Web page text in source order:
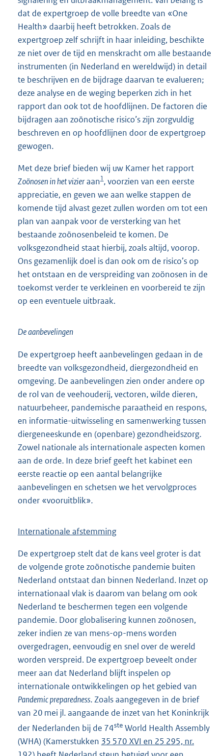
dat de expertgroep de volle breedte van «One
Health» daarbij heeft betrokken. Zoals de
expertgroep zelf schrijft in haar inleiding, beschikte
ze niet over de tijd en menskracht om alle bestaande
instrumenten (in Nederland en wereldwijd) in detail
te beschrijven en de bijdrage daarvan te evalueren;
deze analyse en de weging beperken zich in het
rapport dan ook tot de hoofdlijnen. De factoren die
bijdragen aan zoönotische risico’s zijn zorgvuldig
beschreven en op hoofdlijnen door de expertgroep
gewogen.
Met deze brief bieden wij uw Kamer het rapport
Zoönosen in het vizieraan1, voorzien van een eerste
appreciatie, en geven we aan welke stappen de
komende tijd alvast gezet zullen worden om tot een
plan van aanpak voor de versterking van het
bestaande zoönosenbeleid te komen. De
volksgezondheid staat hierbij, zoals altijd, voorop.
Ons gezamenlijk doel is dan ook om de risico’s op
het ontstaan en de verspreiding van zoönosen in de
toekomst verder te verkleinen en voorbereid te zijn
op een eventuele uitbraak.
De aanbevelingen
De expertgroep heeft aanbevelingen gedaan in de
breedte van volksgezondheid, diergezondheid en
omgeving. De aanbevelingen zien onder andere op
de rol van de veehouderij, vectoren, wilde dieren,
natuurbeheer, pandemische paraatheid en respons,
en informatie-uitwisseling en samenwerking tussen
diergeneeskunde en (openbare) gezondheidszorg.
Zowel nationale als internationale aspecten komen
aan de orde. In deze brief geeft het kabinet een
eerste reactie op een aantal belangrijke
aanbevelingen en schetsen we het vervolgproces
onder «vooruitblik».
Internationale afstemming
De expertgroep stelt dat de kans veel groter is dat
de volgende grote zoönotische pandemie buiten
Nederland ontstaat dan binnen Nederland. Inzet op
internationaal vlak is daarom van belang om ook
Nederland te beschermen tegen een volgende
pandemie. Door globalisering kunnen zoönosen,
zeker indien ze van mens-op-mens worden
overgedragen, eenvoudig en snel over de wereld
worden verspreid. De expertgroep beveelt onder
meer aan dat Nederland blijft inspelen op
internationale ontwikkelingen op het gebied van
Pandemic preparedness. Zoals aangegeven in de brief
van 20 mei jl. aangaande de inzet van het Koninkrijk
der Nederlanden bij de 74ste World Health Assembly
(WHA) (Kamerstukken 35 570 XVI en 25 295, nr.